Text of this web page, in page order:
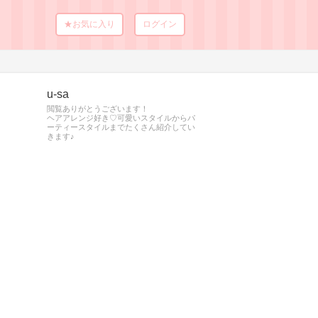
★お気に入り ログイン
u-sa
閲覧ありがとうございます！
ヘアアレンジ好き♡可愛いスタイルからパ
ーティースタイルまでたくさん紹介してい
きます♪